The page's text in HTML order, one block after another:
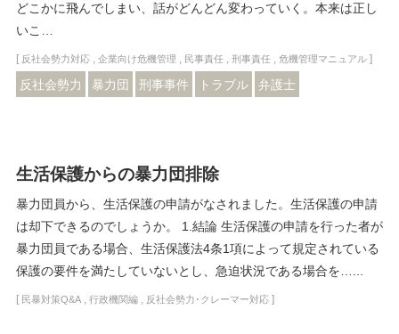
どこかに飛んでしまい、話がどんどん変わっていく。本来は正し
いこ…
[ 反社会勢力対応, 企業向け危機管理 , 民事責任, 刑事責任, 危機管理マニュアル]
反社会勢力 暴力団 刑事事件 トラブル 弁護士
生活保護からの暴力団排除
暴力団員から、生活保護の申請がなされました。生活保護の申請
は却下できるのでしょうか。 1.結論 生活保護の申請を行った者が
暴力団員である場合、生活保護法4条1項によって規定されている
保護の要件を満たしていないとし、急迫状況である場合を…...
[ 民暴対策Q&A, 行政機関編, 反社会勢力･クレーマー対応]